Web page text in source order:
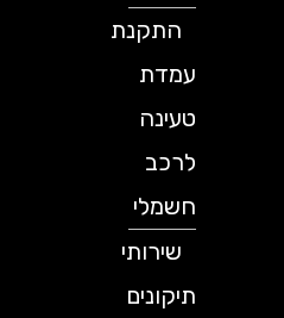
התקנת
עמדת
טעינה
לרכב
חשמלי
שירותי
תיקונים